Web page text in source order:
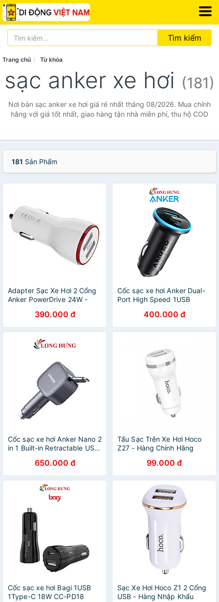
Tìm kiếm
Trang chủ Từ khóa
sạc anker xe hơi (181)
Nơi bán sạc anker xe hơi giá rẻ nhất tháng 08/2026. Mua chính
hãng với giá tốt nhất, giao hàng tận nhà miễn phí, thu hộ COD
181 Sản Phẩm
Adapter Sạc Xe Hơi 2 Cổng
Anker PowerDrive 24W -
390.000 đ
Cốc sạc xe hơi Anker Dual-
Port High Speed 1USB
Hàng chính hãng
400.000 đ
Cốc sạc xe hơi Anker Nano 2
in 1 Built-in Retractable USB-
650.000 đ
Tẩu Sạc Trên Xe Hơi Hoco
Z27 - Hàng Chính Hãng
99.000 đ
Cốc sạc xe hơi Bagi 1USB
1Type-C 18W CC-PD18
Sạc Xe Hơi Hoco Z1 2 Cổng
USB - Hàng Nhập Khẩu